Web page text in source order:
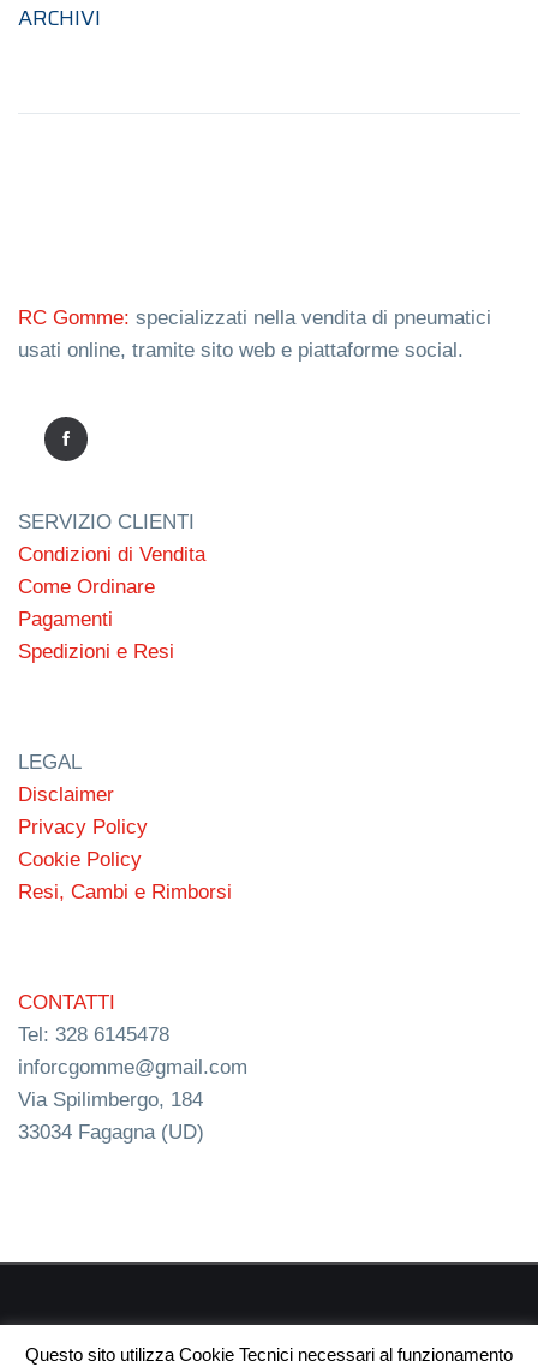
ARCHIVI
RC Gomme: specializzati nella vendita di pneumatici
usati online, tramite sito web e piattaforme social.
SERVIZIO CLIENTI
Condizioni di Vendita
Come Ordinare
Pagamenti
Spedizioni e Resi
LEGAL
Disclaimer
Privacy Policy
Cookie Policy
Resi, Cambi e Rimborsi
CONTATTI
Tel: 328 6145478
inforcgomme@gmail.com
Via Spilimbergo, 184
33034 Fagagna (UD)
Questo sito utilizza Cookie Tecnici necessari al funzionamento